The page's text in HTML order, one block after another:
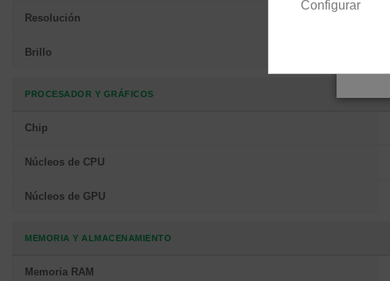
Resolución
Brillo
PROCESADOR Y GRÁFICOS
Chip
Núcleos de CPU
Núcleos de GPU
MEMORIA Y ALMACENAMIENTO
Memoria RAM
Configurar